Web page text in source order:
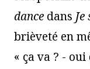
dance dans
brièveté en
« ça va ? -